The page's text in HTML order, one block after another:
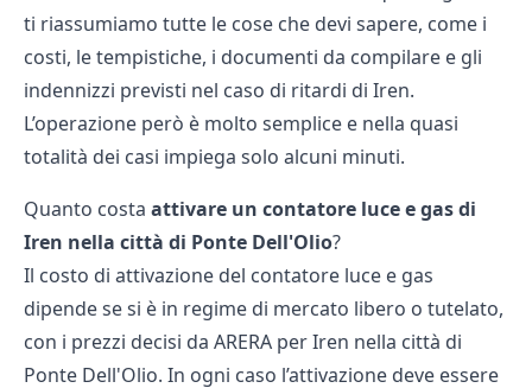
ti riassumiamo tutte le cose che devi sapere, come i
costi, le tempistiche, i documenti da compilare e gli
indennizzi previsti nel caso di ritardi di Iren.
L’operazione però è molto semplice e nella quasi
totalità dei casi impiega solo alcuni minuti.
Quanto costa attivare un contatore luce e gas di
Iren nella città di Ponte Dell'Olio?
Il costo di attivazione del contatore luce e gas
dipende se si è in regime di mercato libero o tutelato,
con i prezzi decisi da ARERA per Iren nella città di
Ponte Dell'Olio. In ogni caso l’attivazione deve essere